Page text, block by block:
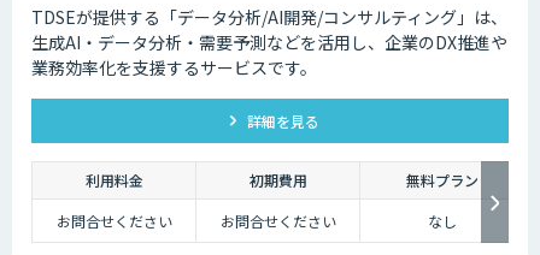
TDSEが提供する「データ分析/AI開発/コンサルティング」は、
生成AI・データ分析・需要予測などを活用し、企業のDX推進や
業務効率化を支援するサービスです。
詳細を見る
利用料金 初期費用
無料プラン
お問合せください
お問合せください なし